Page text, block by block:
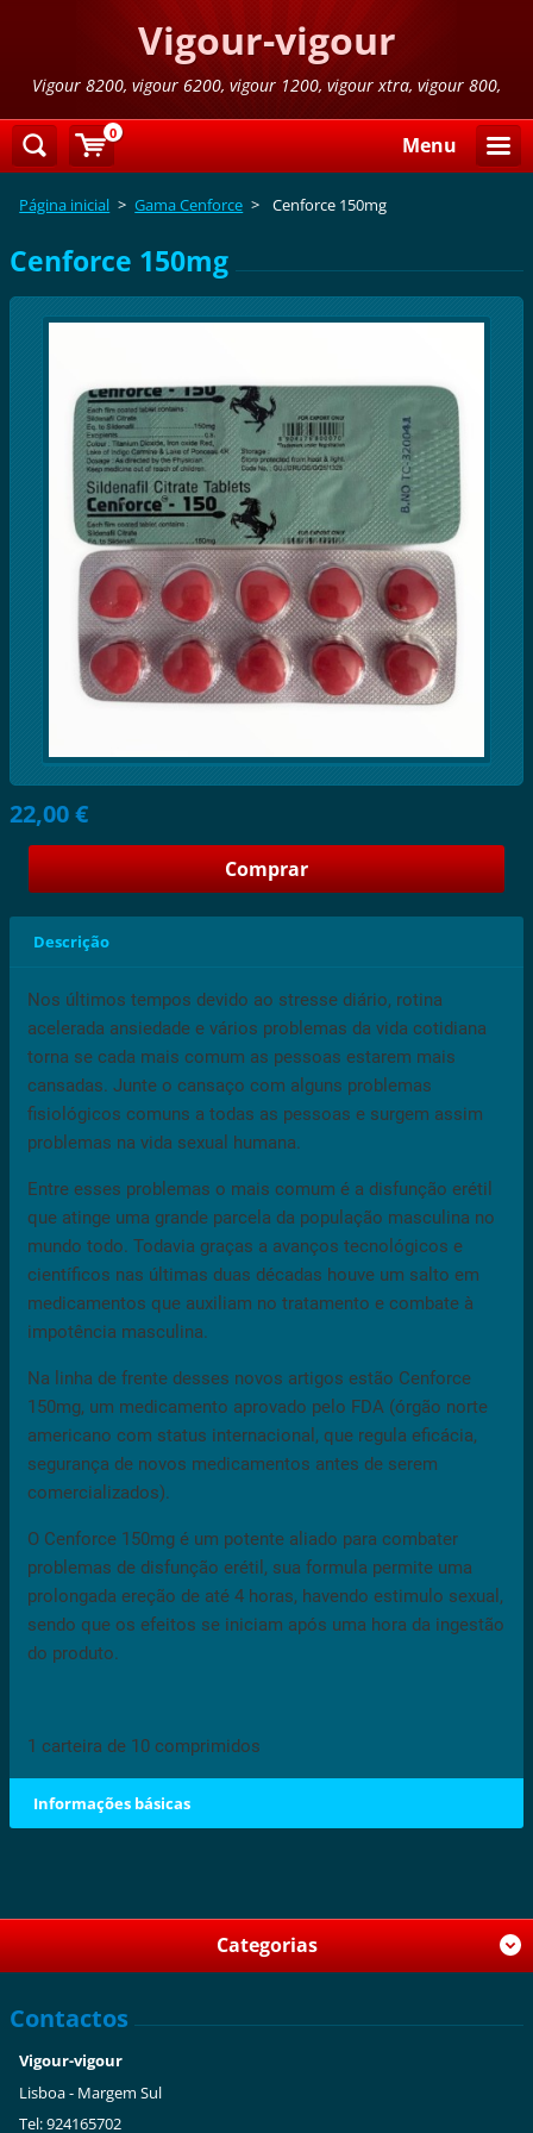
Vigour-vigour
Vigour 8200, vigour 6200, vigour 1200, vigour xtra, vigour 800,
Menu
Página inicial > Gama Cenforce > Cenforce 150mg
Cenforce 150mg
22,00 €
Descrição
Nos últimos tempos devido ao stresse diário, rotina
acelerada ansiedade e vários problemas da vida cotidiana
torna se cada mais comum as pessoas estarem mais
cansadas. Junte o cansaço com alguns problemas
fisiológicos comuns a todas as pessoas e surgem assim
problemas na vida sexual humana.
Entre esses problemas o mais comum é a disfunção erétil
que atinge uma grande parcela da população masculina no
mundo todo. Todavia graças a avanços tecnológicos e
científicos nas últimas duas décadas houve um salto em
medicamentos que auxiliam no tratamento e combate à
impotência masculina.
Na linha de frente desses novos artigos estão Cenforce
150mg, um medicamento aprovado pelo FDA (órgão norte
americano com status internacional, que regula eficácia,
segurança de novos medicamentos antes de serem
comercializados).
O Cenforce 150mg é um potente aliado para combater
problemas de disfunção erétil, sua formula permite uma
prolongada ereção de até 4 horas, havendo estimulo sexual,
sendo que os efeitos se iniciam após uma hora da ingestão
do produto.
1 carteira de 10 comprimidos
Informações básicas
Categorias
Contactos
Vigour-vigour
Lisboa - Margem Sul
Tel: 924165702
0